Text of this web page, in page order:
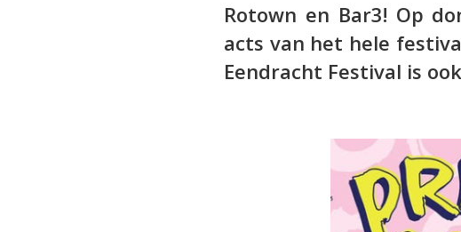
Rotown en Bar3! Op
acts van het hele
Eendracht Festival is